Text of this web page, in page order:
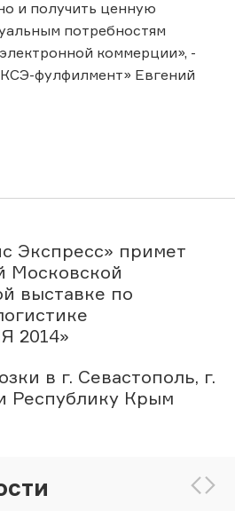
и получить ценную
потребностям
коммерции», -
фулфилмент» Евгений
Экспресс» примет
Московской
выставке по
2014»
в г. Севастополь, г.
Республику Крым